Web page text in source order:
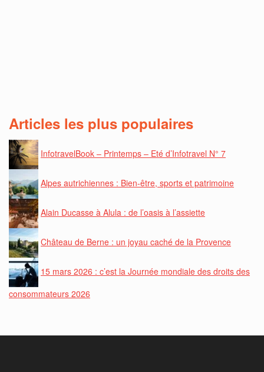
Articles les plus populaires
InfotravelBook – Printemps – Eté d’Infotravel N° 7
Alpes autrichiennes : Bien-être, sports et patrimoine
Alain Ducasse à Alula : de l’oasis à l’assiette
Château de Berne : un joyau caché de la Provence
15 mars 2026 : c’est la Journée mondiale des droits des
consommateurs 2026